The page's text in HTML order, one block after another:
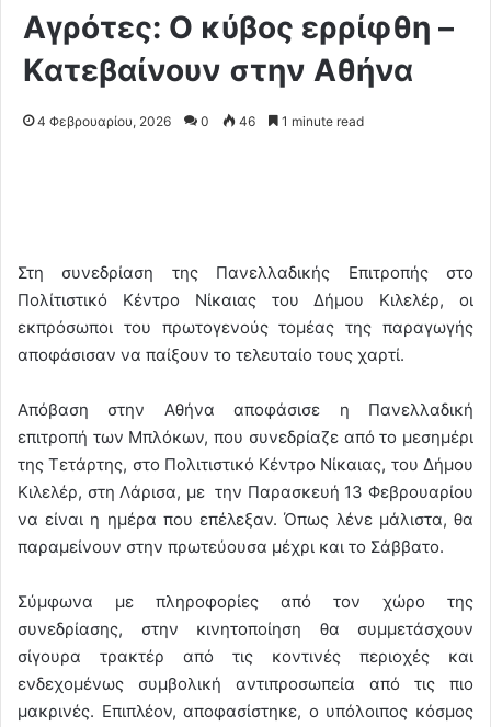
Αγρότες: Ο κύβος ερρίφθη –
Kατεβαίνουν στην Αθήνα
4 Φεβρουαρίου, 2026 0 46 1 minute read
Στη συνεδρίαση της Πανελλαδικής Επιτροπής στο
Πολίτιστικό Κέντρο Νίκαιας του Δήμου Κιλελέρ, οι
εκπρόσωποι του πρωτογενούς τομέας της παραγωγής
αποφάσισαν να παίξουν το τελευταίο τους χαρτί.
Απόβαση στην Αθήνα αποφάσισε η Πανελλαδική
επιτροπή των Μπλόκων, που συνεδρίαζε από το μεσημέρι
της Τετάρτης, στο Πολιτιστικό Κέντρο Νίκαιας, του Δήμου
Κιλελέρ, στη Λάρισα, με την Παρασκευή 13 Φεβρουαρίου
να είναι η ημέρα που επέλεξαν. Όπως λένε μάλιστα, θα
παραμείνουν στην πρωτεύουσα μέχρι και το Σάββατο.
Σύμφωνα με πληροφορίες από τον χώρο της
συνεδρίασης, στην κινητοποίηση θα συμμετάσχουν
σίγουρα τρακτέρ από τις κοντινές περιοχές και
ενδεχομένως συμβολική αντιπροσωπεία από τις πιο
μακρινές. Επιπλέον, αποφασίστηκε, ο υπόλοιπος κόσμος